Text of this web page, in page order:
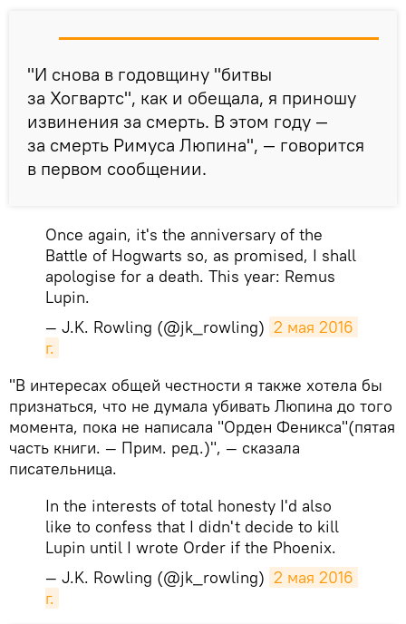
"И снова в годовщину "битвы
за Хогвартс", как и обещала, я приношу
извинения за смерть. В этом году —
за смерть Римуса Люпина", — говорится
в первом сообщении.
Once again, it's the anniversary of the
Battle of Hogwarts so, as promised, I shall
apologise for a death. This year: Remus
Lupin.
— J.K. Rowling (@jk_rowling) 2 мая 2016
г.
"В интересах общей честности я также хотела бы
признаться, что не думала убивать Люпина до того
момента, пока не написала "Орден Феникса"(пятая
часть книги. — Прим. ред.)", — сказала
писательница.
In the interests of total honesty I'd also
like to confess that I didn't decide to kill
Lupin until I wrote Order if the Phoenix.
— J.K. Rowling (@jk_rowling) 2 мая 2016
г.